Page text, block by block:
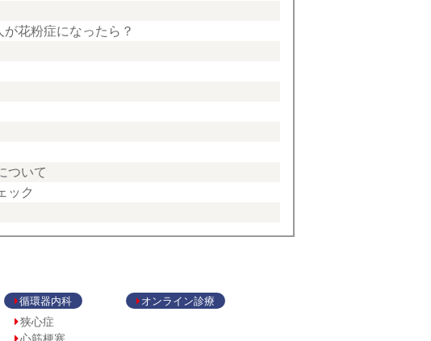
花粉症になったら？
ついて
ック
循環器内科
狭心症
オンライン診療